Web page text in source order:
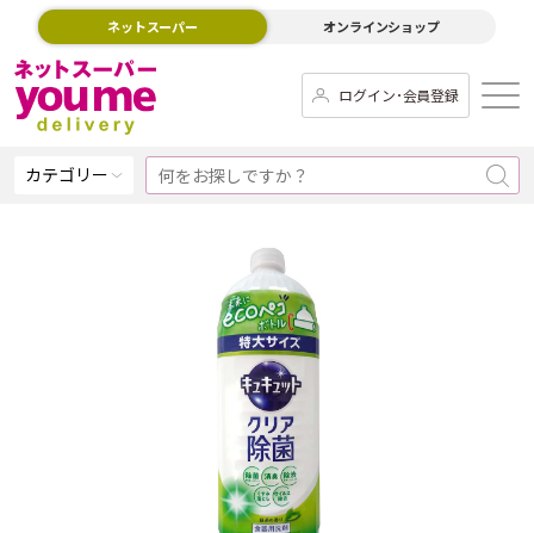
ネットスーパー オンラインショップ
ログイン･会員登録
カテゴリー